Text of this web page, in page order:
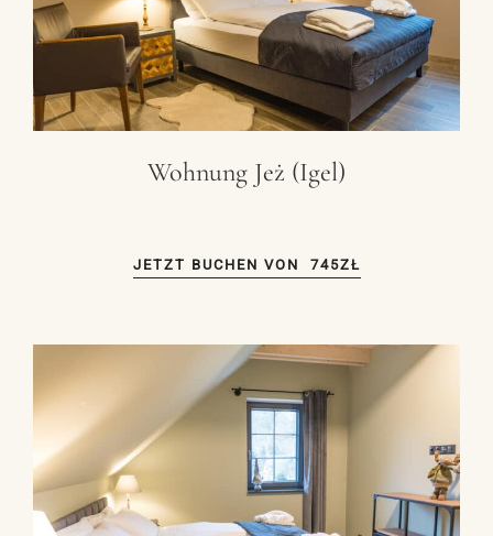
Wohnung Jeż (Igel)
JETZT BUCHEN VON 745ZŁ